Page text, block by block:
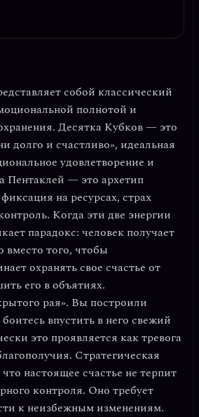
собой классический
полнотой и
. Десятка Кубков — это
долго и счастливо», идеальная
удовлетворение и
Пентаклей — это архетип
на ресурсах, страх
Когда эти две энергии
парадокс: человек получает
вместо того, чтобы
охранять свое счастье от
его в объятиях.
рая». Вы построили
впустить в него свежий
это проявляется как тревога
Стратегическая
настоящее счастье не терпит
контроля. Оно требует
к неизбежным изменениям.